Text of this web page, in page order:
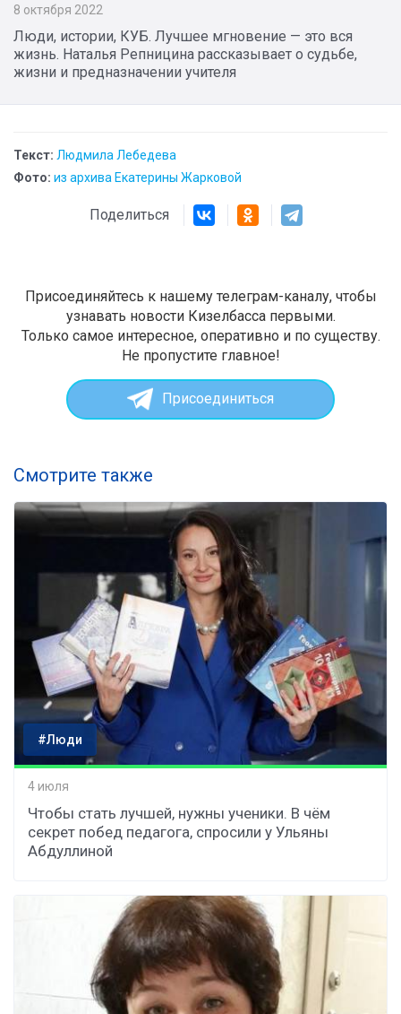
8 октября 2022
Люди, истории, КУБ. Лучшее мгновение — это вся
жизнь. Наталья Репницина рассказывает о судьбе,
жизни и предназначении учителя
Текст: Людмила Лебедева
Фото: из архива Екатерины Жарковой
Поделиться
Присоединяйтесь к нашему телеграм-каналу, чтобы
узнавать новости Кизелбасса первыми.
Только самое интересное, оперативно и по существу.
Не пропустите главное!
Присоединиться
Смотрите также
#Люди
4 июля
Чтобы стать лучшей, нужны ученики. В чём
секрет побед педагога, спросили у Ульяны
Абдуллиной